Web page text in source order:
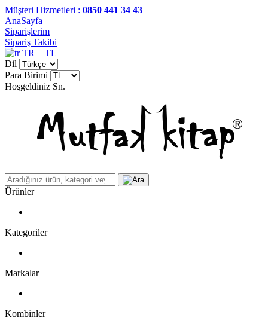
Müşteri Hizmetleri : 0850 441 34 43
AnaSayfa
Siparişlerim
Sipariş Takibi
TR − TL
Dil
Para Birimi
Hoşgeldiniz Sn.
Ürünler
Kategoriler
Markalar
Kombinler